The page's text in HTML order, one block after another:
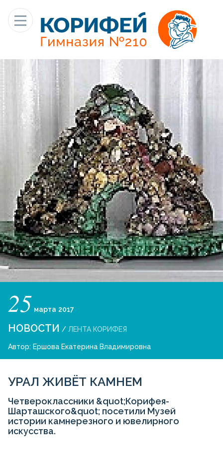
25 марта 2017
НОВОСТИ / ЛЕНТА КОРИФЕЯ
Автор: Ершова Екатерина Владимировна
УРАЛ ЖИВЁТ КАМНЕМ
Четвероклассники &quot;Корифея-
Шарташского&quot; посетили Музей
истории камнерезного и ювелирного
искусства.